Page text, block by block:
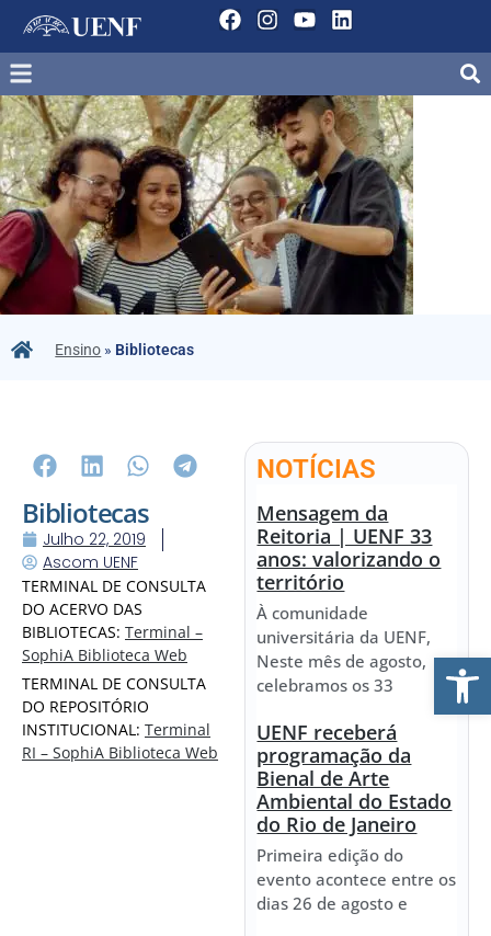
Ensino » Bibliotecas
Bibliotecas
Julho 22, 2019
Ascom UENF
TERMINAL DE CONSULTA
DO ACERVO DAS
BIBLIOTECAS: Terminal –
SophiA Biblioteca Web
TERMINAL DE CONSULTA
DO REPOSITÓRIO
INSTITUCIONAL: Terminal
RI – SophiA Biblioteca Web
NOTÍCIAS
Mensagem da
Reitoria | UENF 33
anos: valorizando o
território
À comunidade
universitária da UENF,
Neste mês de agosto,
celebramos os 33
UENF receberá
programação da
Bienal de Arte
Ambiental do Estado
do Rio de Janeiro
Primeira edição do
evento acontece entre os
dias 26 de agosto e